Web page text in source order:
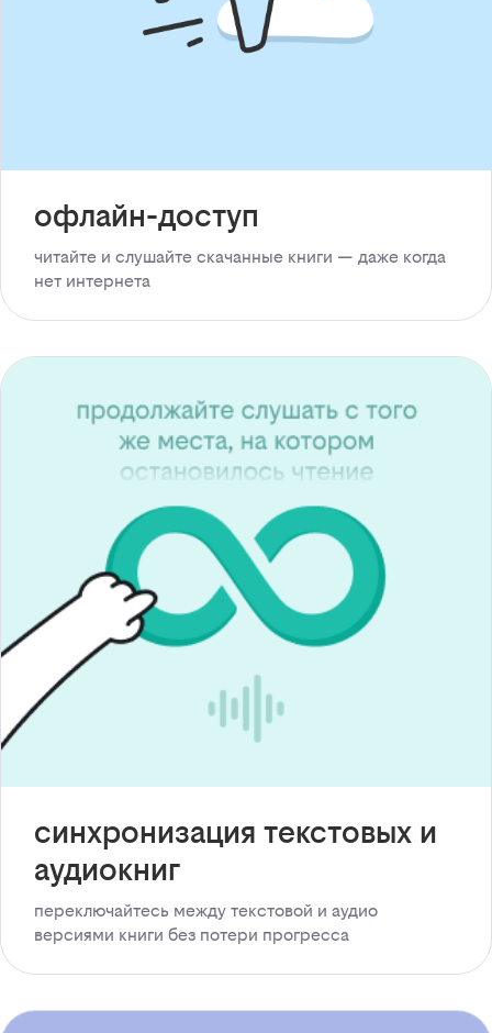
офлайн-доступ
читайте и слушайте скачанные книги — даже когда
нет интернета
синхронизация текстовых и
аудиокниг
переключайтесь между текстовой и аудио
версиями книги без потери прогресса